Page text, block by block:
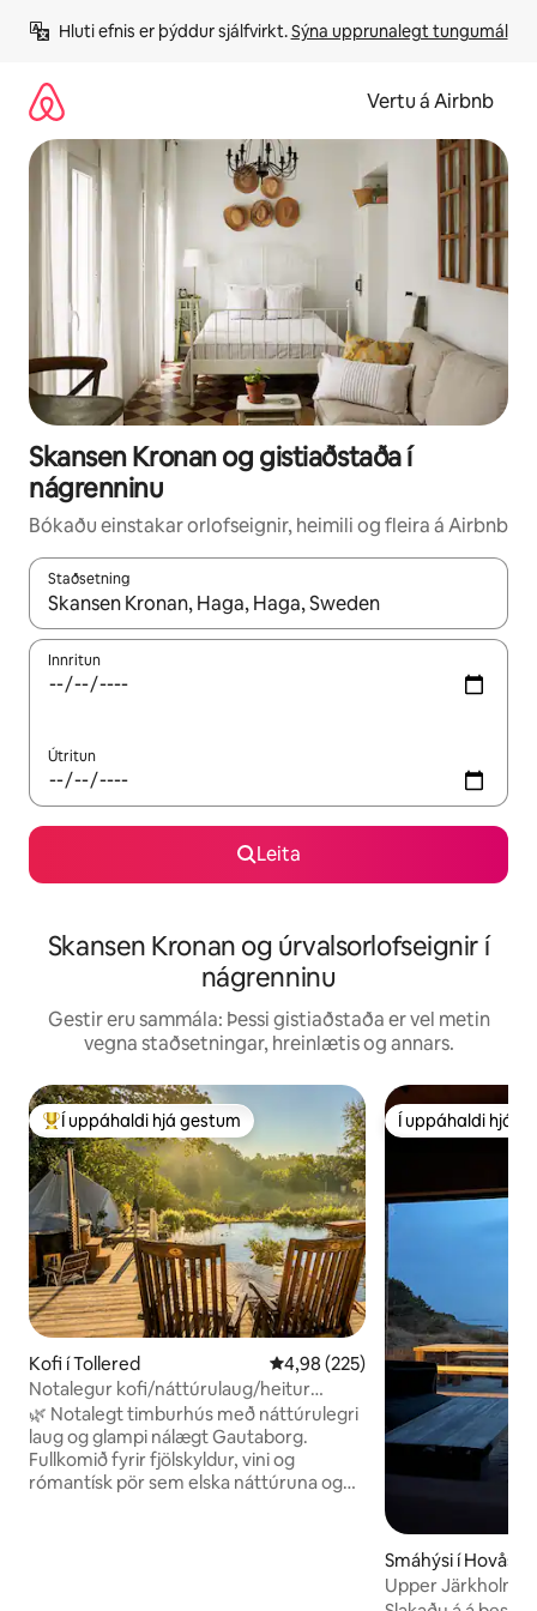
beint
Hluti efnis er þýddur sjálfvirkt. Sýna upprunalegt tungumál
Vertu á Airbnb
Skansen Kronan og gistiaðstaða í
nágrenninu
Bókaðu einstakar orlofseignir, heimili og fleira á Airbnb
Staðsetning
Þegar niðurstöður liggja fyrir skaltu nota upp og niður
Innritun
Útritun
Leita
Skansen Kronan og úrvalsorlofseignir í
nágrenninu
Gestir eru sammála: Þessi gistiaðstaða er vel metin
vegna staðsetningar, hreinlætis og annars.
Í mestu uppáhaldi hjá gestum
Í uppáhaldi hjá gestum
Kofi í Tollered 4,98 af 5 í meðaleinkunn, 225
4,98 (225)
Notalegur kofi/náttúrulaug/heitur
pottur/nærri Gautaborg
🌿 Notalegt timburhús með náttúrulegri
laug og glampi nálægt Gautaborg.
Fullkomið fyrir fjölskyldur, vini og
rómantísk pör sem elska náttúruna og
Í uppáhaldi hjá
Í uppáhaldi hjá
Smáhýsi í Hovås
Upper